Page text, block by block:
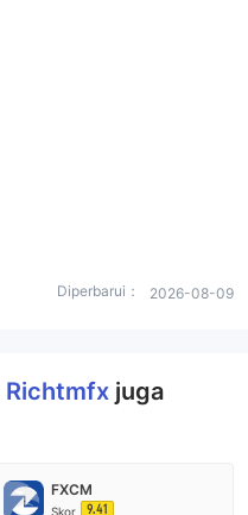
Diperbarui： 2026-08-09
Richtmfx juga
FXCM
Skor 9.41